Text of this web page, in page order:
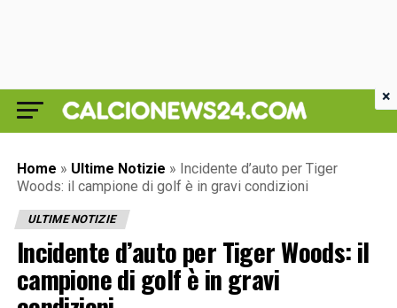
Home » Ultime Notizie » Incidente d’auto per Tiger
Woods: il campione di golf è in gravi condizioni
ULTIME NOTIZIE
Incidente d’auto per Tiger Woods: il
campione di golf è in gravi
×